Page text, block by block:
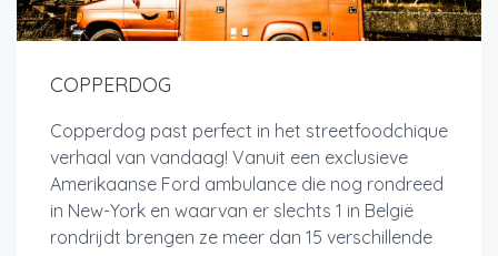
COPPERDOG
Copperdog past perfect in het streetfoodchique
verhaal van vandaag! Vanuit een exclusieve
Amerikaanse Ford ambulance die nog rondreed
in New-York en waarvan er slechts 1 in België
rondrijdt brengen ze meer dan 15 verschillende